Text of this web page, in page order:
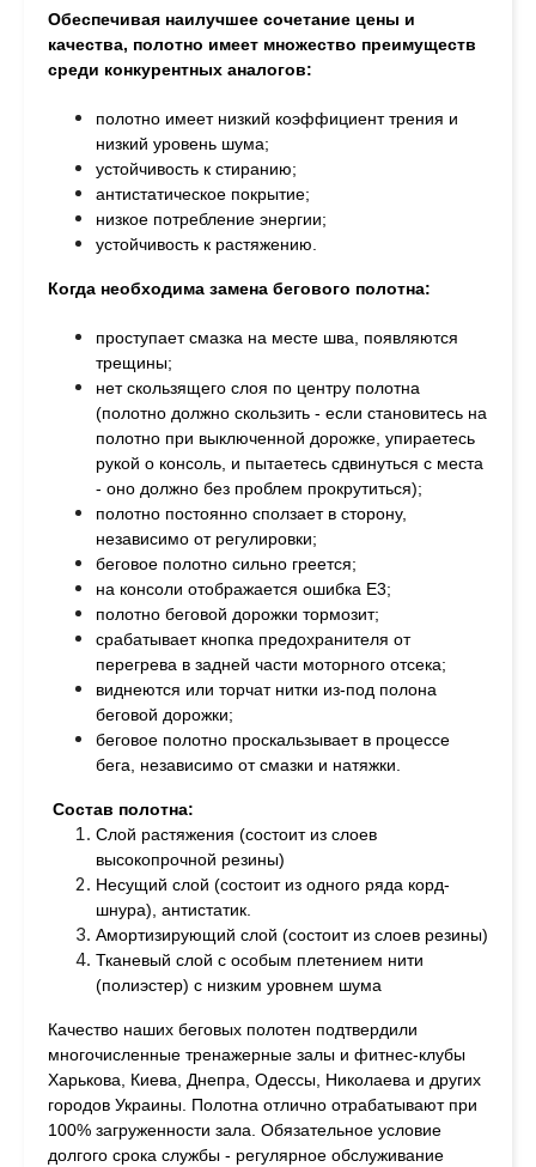
Обеспечивая наилучшее сочетание цены и
качества, полотно имеет множество преимуществ
среди конкурентных аналогов:
полотно имеет низкий коэффициент трения и
низкий уровень шума;
устойчивость к стиранию;
антистатическое покрытие;
низкое потребление энергии;
устойчивость к растяжению.
Когда необходима замена бегового полотна:
проступает смазка на месте шва, появляются
трещины;
нет скользящего слоя по центру полотна
(полотно должно скользить - если становитесь на
полотно при выключенной дорожке, упираетесь
рукой о консоль, и пытаетесь сдвинуться с места
- оно должно без проблем прокрутиться);
полотно постоянно сползает в сторону,
независимо от регулировки;
беговое полотно сильно греется;
на консоли отображается ошибка Е3;
полотно беговой дорожки тормозит;
срабатывает кнопка предохранителя от
перегрева в задней части моторного отсека;
виднеются или торчат нитки из-под полона
беговой дорожки;
беговое полотно проскальзывает в процессе
бега, независимо от смазки и натяжки.
Состав полотна:
Слой растяжения (состоит из слоев
высокопрочной резины)
Несущий слой (состоит из одного ряда корд-
шнура), антистатик.
Амортизирующий слой (состоит из слоев резины)
Тканевый слой с особым плетением нити
(полиэстер) с низким уровнем шума
Качество наших беговых полотен подтвердили
многочисленные тренажерные залы и фитнес-клубы
Харькова, Киева, Днепра, Одессы, Николаева и других
городов Украины. Полотна отлично отрабатывают при
100% загруженности зала. Обязательное условие
долгого срока службы - регулярное обслуживание